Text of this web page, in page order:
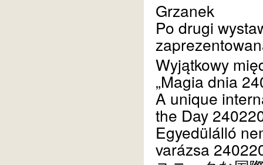
Grzanek
Po drugi
Wyjątkowy
„Magia dnia
A unique
the Day
Egyedülálló
varázsa